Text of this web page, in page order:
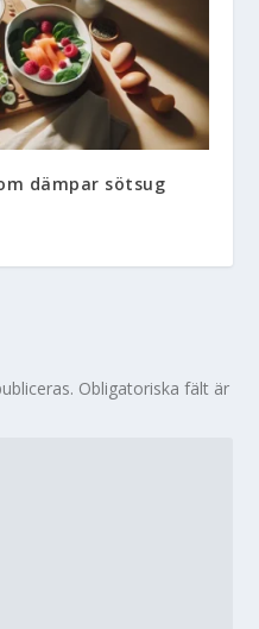
dämpar sötsug
Obligatoriska fält är